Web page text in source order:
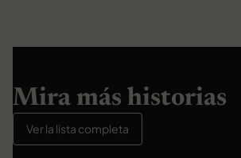
Mira más historias
Ver la lista completa